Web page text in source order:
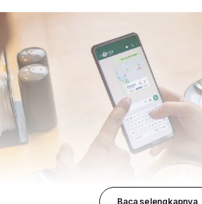
Baca selengkapnya